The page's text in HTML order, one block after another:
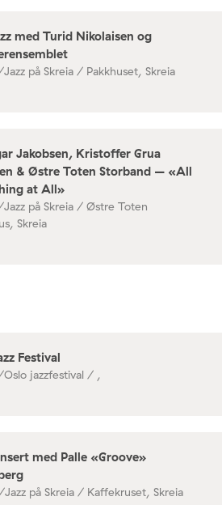
med Turid Nikolaisen og
Jazz på Skreia / Pakkhuset, Skreia
Jakobsen, Kristoffer Grua
& Østre Toten Storband – «All
at All»
Jazz på Skreia / Østre Toten
Skreia
Festival
Oslo jazzfestival / ,
med Palle «Groove»
Jazz på Skreia / Kaffekruset, Skreia